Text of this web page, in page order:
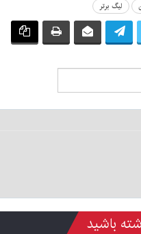
لیگ برتر
باشید